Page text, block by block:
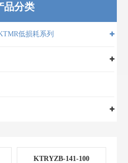
品分类
低损耗系列
KTRYZB-141-100